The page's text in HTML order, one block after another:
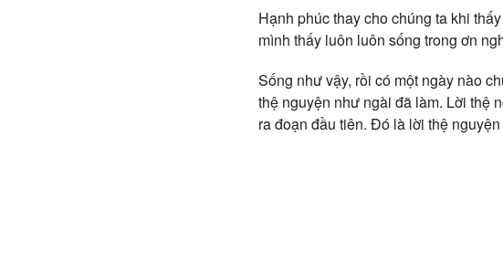
Hạnh phúc thay cho chúng ta khi
mình thấy luôn luôn sống trong ơn
Sống như vậy, rồi có một ngày nào
thệ nguyện như ngài đã làm. Lời thệ
ra đoạn đầu tiên. Đó là lời thệ